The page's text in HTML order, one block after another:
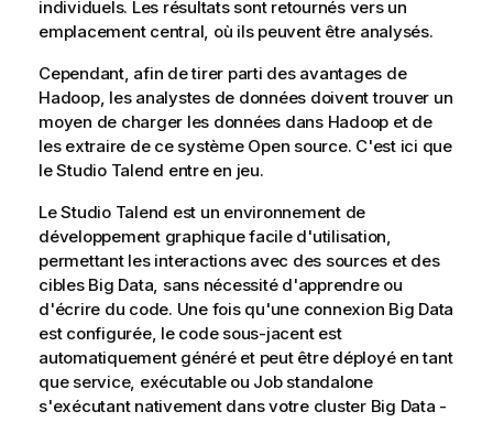
individuels. Les résultats sont retournés vers un
emplacement central, où ils peuvent être analysés.
Cependant, afin de tirer parti des avantages de
Hadoop, les analystes de données doivent trouver un
moyen de charger les données dans Hadoop et de
les extraire de ce système Open source. C'est ici que
leStudio Talend entre en jeu.
LeStudio Talend est un environnement de
développement graphique facile d'utilisation,
permettant les interactions avec des sources et des
cibles Big Data, sans nécessité d'apprendre ou
d'écrire du code. Une fois qu'une connexion Big Data
est configurée, le code sous-jacent est
automatiquement généré et peut être déployé en tant
que service, exécutable ou Job standalone
s'exécutant nativement dans votre cluster Big Data -